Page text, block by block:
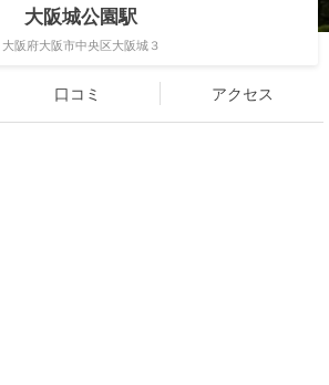
大阪城公園駅
大阪府大阪市中央区大阪城３
口コミ アクセス